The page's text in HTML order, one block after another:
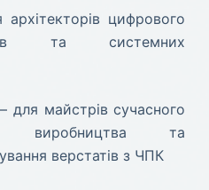
цифрового
та системних
майстрів сучасного
виробництва та
верстатів з ЧПК